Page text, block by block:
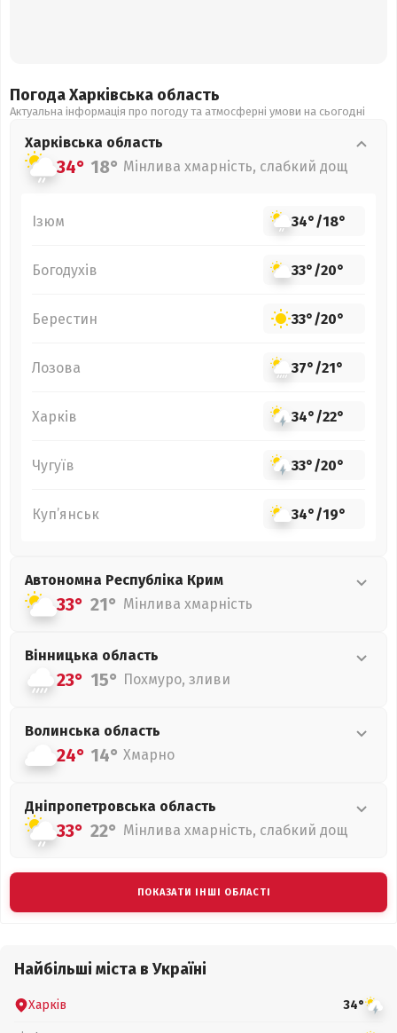
Погода Харківська область
Актуальна інформація про погоду та атмосферні умови на сьогодні
Харківська область
34° 18° Мінлива хмарність, слабкий дощ
Ізюм 34°/18°
Богодухів 33°/20°
Берестин 33°/20°
Лозова 37°/21°
Харків 34°/22°
Чугуїв 33°/20°
Куп’янськ 34°/19°
Автономна Республіка Крим
33° 21° Мінлива хмарність
Вінницька область
23° 15° Похмуро, зливи
Волинська область
24° 14° Хмарно
Дніпропетровська область
33° 22° Мінлива хмарність, слабкий дощ
ПОКАЗАТИ ІНШІ ОБЛАСТІ
Найбільші міста в Україні
Харків 34°